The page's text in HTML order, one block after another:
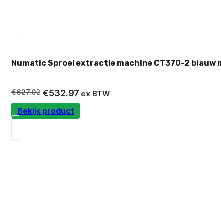
Numatic Sproei extractie machine CT370-2 blauw
€627.02
Oorspronkelijke
prijs
was:
€532.97
Huidige
prijs
is:
ex BTW
Bekijk product